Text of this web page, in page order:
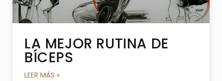
LA MEJOR RUTINA DE
BÍCEPS
LEER MÁS »